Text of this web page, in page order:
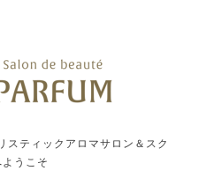
スティックアロマサロン＆スク
うこそ